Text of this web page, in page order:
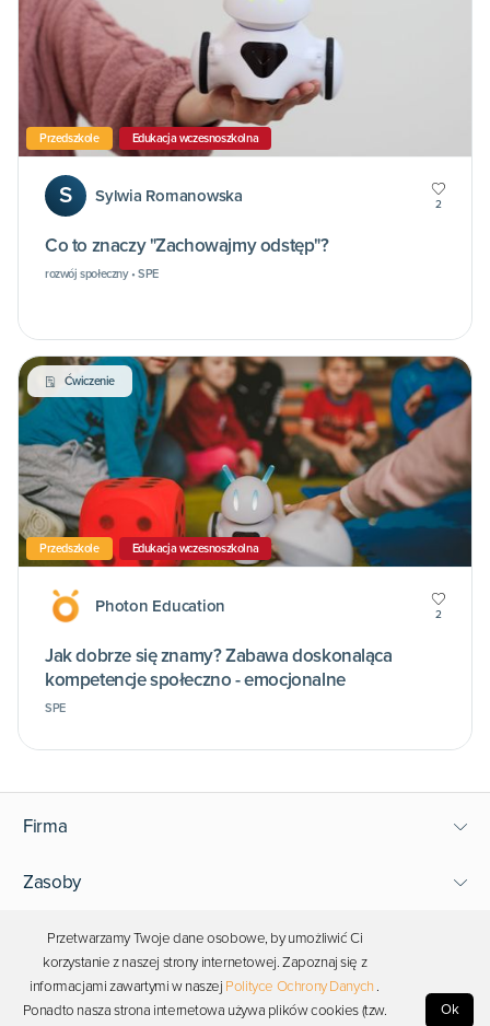
Przedszkole Edukacja wczesnoszkolna
S Sylwia Romanowska 2
Co to znaczy "Zachowajmy odstęp"?
rozwój społeczny • SPE
Ćwiczenie
Przedszkole Edukacja wczesnoszkolna
Photon Education 2
Jak dobrze się znamy? Zabawa doskonaląca
kompetencje społeczno - emocjonalne
SPE
Firma
Zasoby
Wsparcie
Bądź blisko Photona
Przetwarzamy Twoje dane osobowe, by umożliwić Ci
korzystanie z naszej strony internetowej. Zapoznaj się z
informacjami zawartymi w naszej Polityce Ochrony Danych .
Ponadto nasza strona internetowa używa plików cookies (tzw.
Ok